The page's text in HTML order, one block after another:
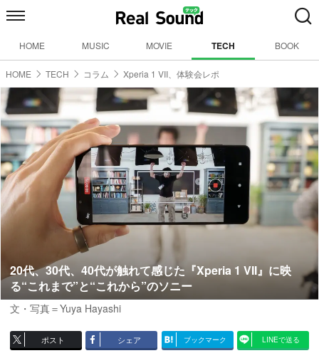
HOME MUSIC MOVIE TECH BOOK
HOME TECH コラム Xperia 1 VII、体験会レポ
20代、30代、40代が触れて感じた『Xperia 1 VII』に映
る“これまで”と“これから”のソニー
文・写真＝Yuya Hayashi
ポスト シェア ブックマーク LINEで送る